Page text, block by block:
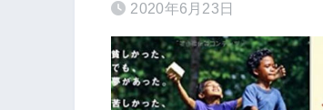
2020年6月23日